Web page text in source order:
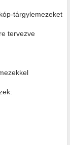
tárgylemezeket
tervezve